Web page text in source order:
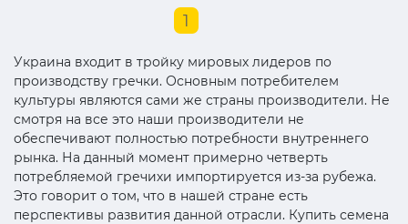
1
Украина входит в тройку мировых лидеров по
производству гречки. Основным потребителем
культуры являются сами же страны производители. Не
смотря на все это наши производители не
обеспечивают полностью потребности внутреннего
рынка. На данный момент примерно четверть
потребляемой гречихи импортируется из-за рубежа.
Это говорит о том, что в нашей стране есть
перспективы развития данной отрасли. Купить семена